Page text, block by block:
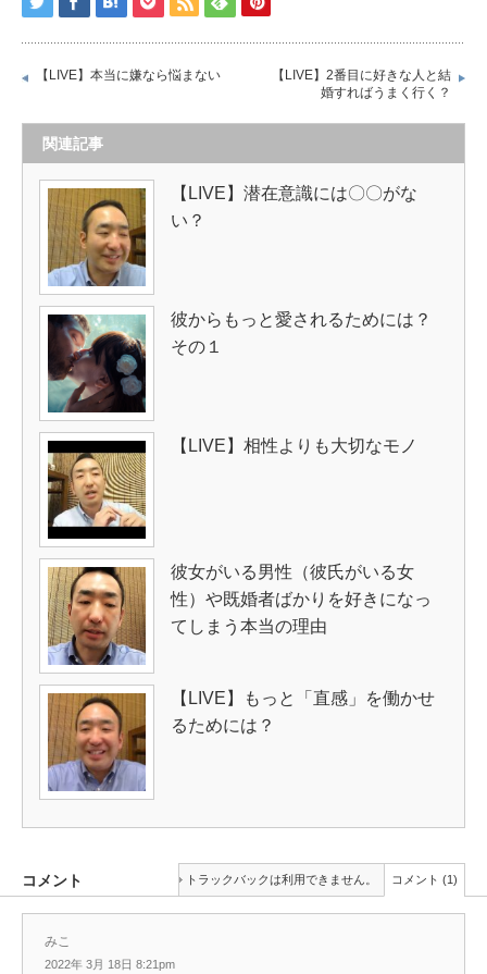
【LIVE】本当に嫌なら悩まない
【LIVE】2番目に好きな人と結
婚すればうまく行く？
関連記事
【LIVE】潜在意識には〇〇がな
い？
彼からもっと愛されるためには？
その１
【LIVE】相性よりも大切なモノ
彼女がいる男性（彼氏がいる女
性）や既婚者ばかりを好きになっ
てしまう本当の理由
【LIVE】もっと「直感」を働かせ
るためには？
コメント トラックバックは利用できません。 コメント (1)
みこ
2022年 3月 18日 8:21pm